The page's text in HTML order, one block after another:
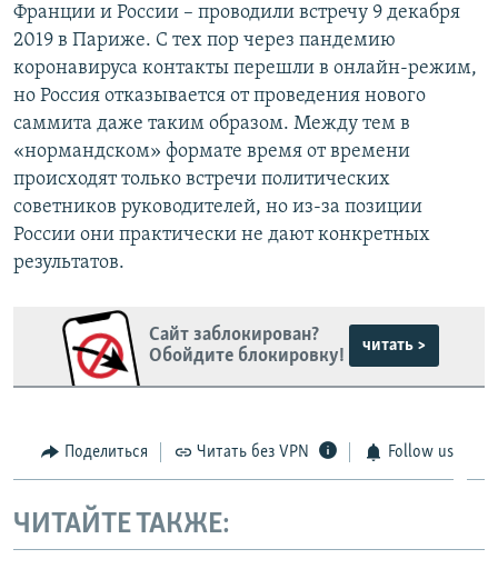
Франции и России – проводили встречу 9 декабря
2019 в Париже. С тех пор через пандемию
коронавируса контакты перешли в онлайн-режим,
но Россия отказывается от проведения нового
саммита даже таким образом. Между тем в
«нормандском» формате время от времени
происходят только встречи политических
советников руководителей, но из-за позиции
России они практически не дают конкретных
результатов.
Сайт заблокирован?
Обойдите блокировку!
читать >
Поделиться Читать без VPN Follow us
ЧИТАЙТЕ ТАКЖЕ: